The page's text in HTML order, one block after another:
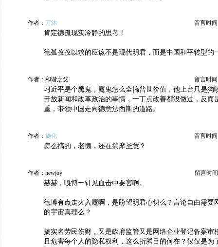
作者： 万沐 留言时间
肯定德孤现实冷静的思考！
德孤孜孜以求的应该不是现代明君，而是中国和平转型的
作者：和谐之父 留言时间
习近平是个魔鬼，魔鬼怎么全搞普世价值，他上台只是狗
开放新闻和改革政治的事情，一丁点改善都没做过，反而
重，带领中国走向德意法西斯的道路。
作者： 施化 留言时间
怎么搞的，老德，还在揣摩圣意？
作者：newjoy 留言时
赫赫，嘎博一针见血击中要害啊。
德博有点走火入魔啊，是盼望明君心切么？言论自由需要
的宇宙真理么？
搞实名劳民伤财，又是政府监管又是网络企业登记备案审
且危害每个人的隐私权利，这么折腾目的何在？仅仅是为